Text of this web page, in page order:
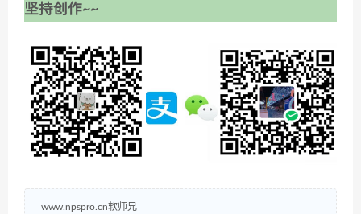
坚持创作~~
www.npspro.cn软师兄